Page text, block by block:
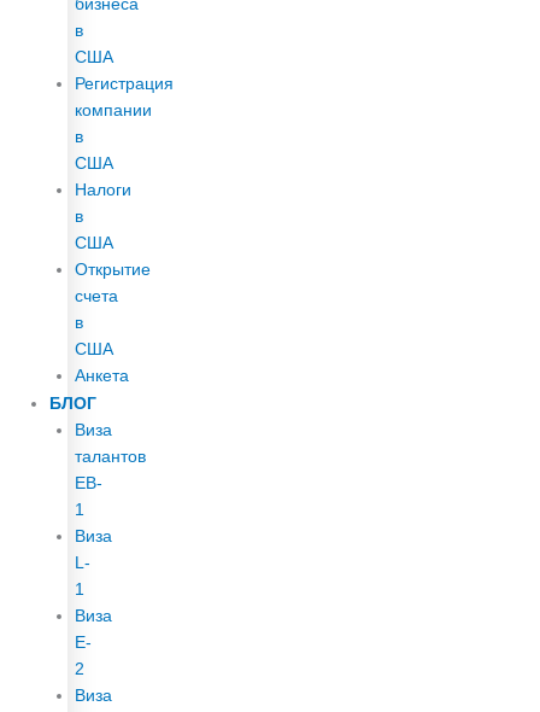
бизнеса
в
США
Регистрация
компании
в
США
Налоги
в
США
Открытие
счета
в
США
Анкета
БЛОГ
Виза
талантов
EB-
1
Виза
L-
1
Виза
E-
2
Виза